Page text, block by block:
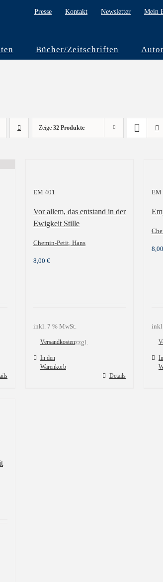
Presse Kontakt Newsletter Mein
Bücher/Zeitschriften
Zeige 32 Produkte
EM 401
Vor allem, das entstand in der
Ewigkeit Stille
Chemin-Petit, Hans
8,00 €
inkl. 7 % MwSt.
zzgl.
Versandkosten
In den
Warenkorb
Details
EM
8,00